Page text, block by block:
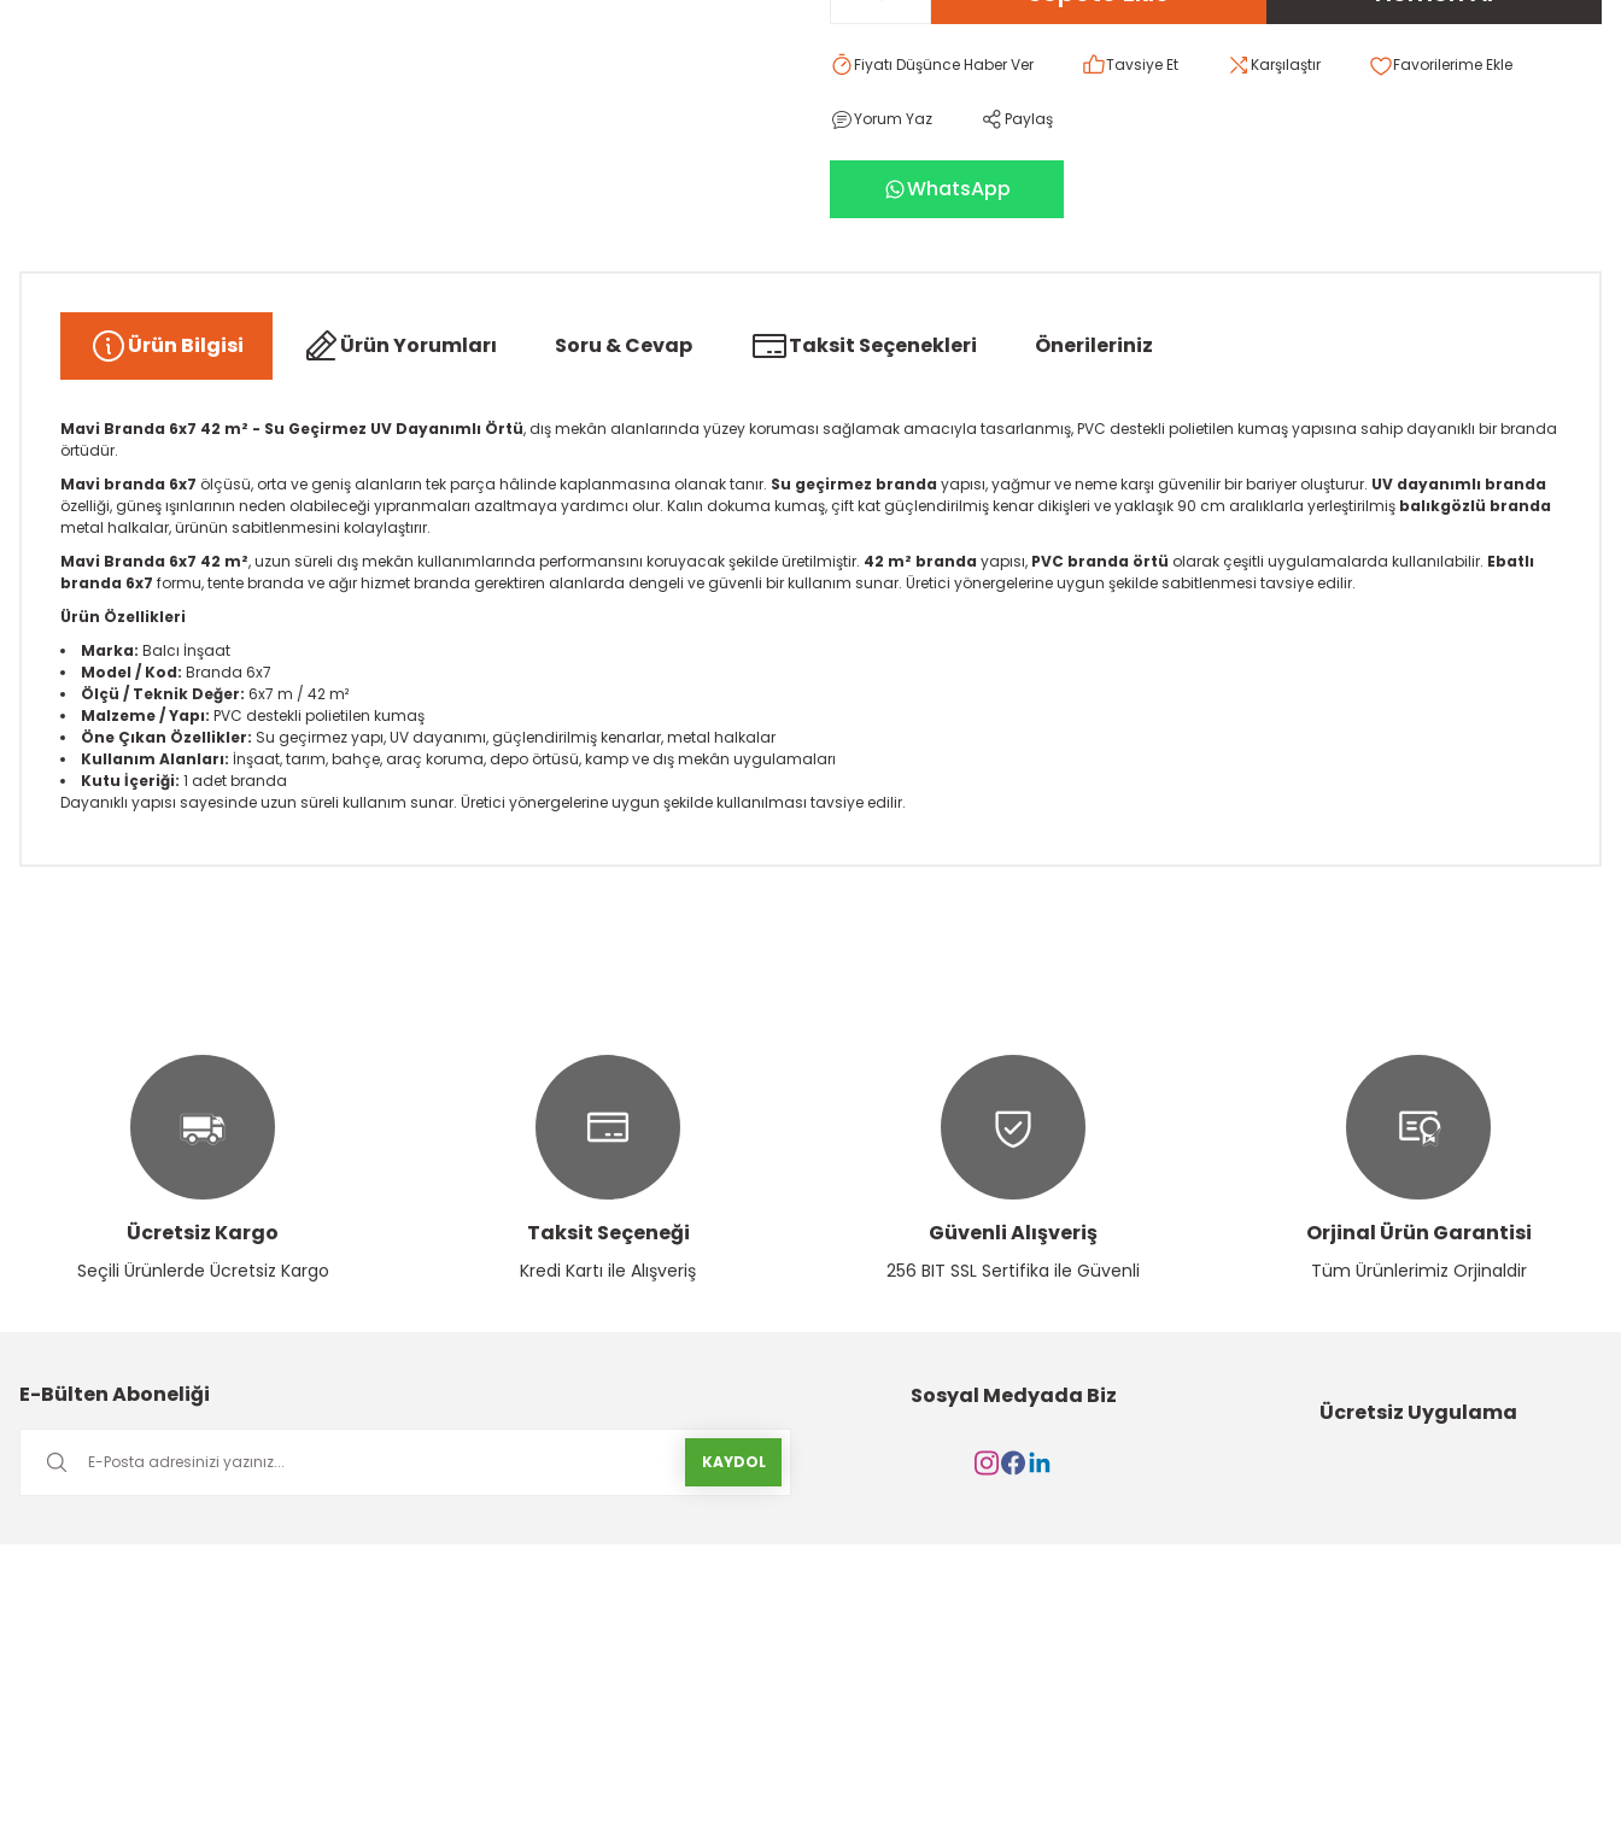
Fiyatı Düşünce Haber Ver Tavsiye Et Karşılaştır
Yorum Yaz Paylaş
WhatsApp
Ürün Bilgisi Ürün Yorumları Soru & Cevap Taksit Seçenekleri Önerileriniz
Mavi Branda 6x7 42 m² - Su Geçirmez UV Dayanımlı Örtü, dış mekân alanlarında yüzey koruması sağlamak amacıyla tasarlanmış, PVC destekli polietilen kumaş yapısına sahip dayanıklı bir branda
örtüdür.
Mavi branda 6x7 ölçüsü, orta ve geniş alanların tek parça hâlinde kaplanmasına olanak tanır. Su geçirmez branda yapısı, yağmur ve neme karşı güvenilir bir bariyer oluşturur. UV dayanımlı branda
özelliği, güneş ışınlarının neden olabileceği yıpranmaları azaltmaya yardımcı olur. Kalın dokuma kumaş, çift kat güçlendirilmiş kenar dikişleri ve yaklaşık 90 cm aralıklarla yerleştirilmiş balıkgözlü branda
metal halkalar, ürünün sabitlenmesini kolaylaştırır.
Mavi Branda 6x7 42 m², uzun süreli dış mekân kullanımlarında performansını koruyacak şekilde üretilmiştir. 42 m² branda yapısı, PVC branda örtü olarak çeşitli uygulamalarda kullanılabilir. Ebatlı
branda 6x7 formu, tente branda ve ağır hizmet branda gerektiren alanlarda dengeli ve güvenli bir kullanım sunar. Üretici yönergelerine uygun şekilde sabitlenmesi tavsiye edilir.
Ürün Özellikleri
Marka: Balcı İnşaat
Model / Kod: Branda 6x7
Ölçü / Teknik Değer: 6x7 m / 42 m²
Malzeme / Yapı: PVC destekli polietilen kumaş
Öne Çıkan Özellikler: Su geçirmez yapı, UV dayanımı, güçlendirilmiş kenarlar, metal halkalar
Kullanım Alanları: İnşaat, tarım, bahçe, araç koruma, depo örtüsü, kamp ve dış mekân uygulamaları
Kutu İçeriği: 1 adet branda
Dayanıklı yapısı sayesinde uzun süreli kullanım sunar. Üretici yönergelerine uygun şekilde kullanılması tavsiye edilir.
Ürün fiyatı diğer sitelerden daha pahalı.
Bu ürüne benzer farklı alternatifler olmalı.
Ücretsiz Kargo
Seçili Ürünlerde Ücretsiz Kargo
Taksit Seçeneği
Kredi Kartı ile Alışveriş
Güvenli Alışveriş
256 BIT SSL Sertifika ile Güvenli
Orjinal Ürün Garantisi
Tüm Ürünlerimiz Orjinaldir
E-Bülten Aboneliği
KAYDOL
Sosyal Medyada Biz
Ücretsiz Uygulama